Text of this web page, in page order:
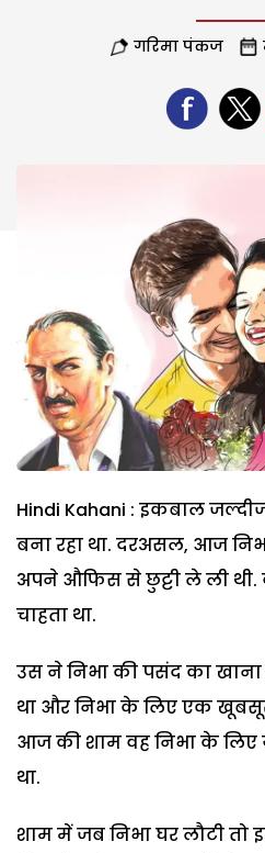
गरिमा पंकज
Hindi Kahani : इकबाल
बना रहा था. दरअसल, आज
अपने औफिस से छुट्टी ले ली थी.
चाहता था.
उस ने निभा की पसंद का खाना
था और निभा के लिए एक
आज की शाम वह निभा के लिए
था.
शाम में जब निभा घर लौटी तो